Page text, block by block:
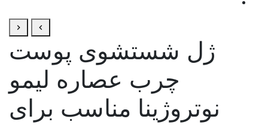
ژل شستشوی پوست
چرب عصاره لیمو
نوتروژینا مناسب برای